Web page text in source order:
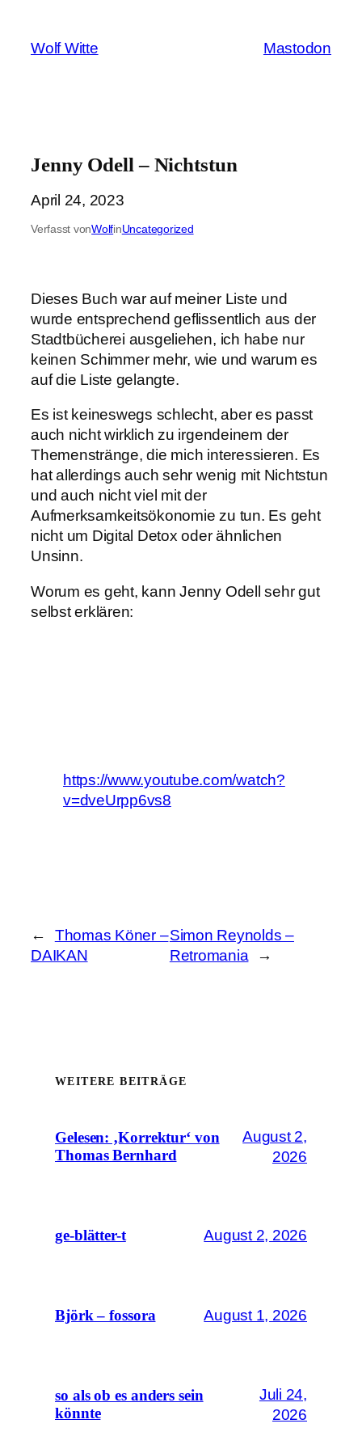
springen
Wolf Witte Mastodon
Jenny Odell – Nichtstun
April 24, 2023
Verfasst vonWolfinUncategorized
Dieses Buch war auf meiner Liste und
wurde entsprechend geflissentlich aus der
Stadtbücherei ausgeliehen, ich habe nur
keinen Schimmer mehr, wie und warum es
auf die Liste gelangte.
Es ist keineswegs schlecht, aber es passt
auch nicht wirklich zu irgendeinem der
Themenstränge, die mich interessieren. Es
hat allerdings auch sehr wenig mit Nichtstun
und auch nicht viel mit der
Aufmerksamkeitsökonomie zu tun. Es geht
nicht um Digital Detox oder ähnlichen
Unsinn.
Worum es geht, kann Jenny Odell sehr gut
selbst erklären:
https://www.youtube.com/watch?
v=dveUrpp6vs8
←
Thomas Köner –
DAIKAN
Simon Reynolds –
Retromania
→
WEITERE BEITRÄGE
Gelesen: ‚Korrektur‘ von
Thomas Bernhard
August 2,
2026
ge-blätter-t August 2, 2026
Björk – fossora August 1, 2026
so als ob es anders sein
könnte
Juli 24,
2026